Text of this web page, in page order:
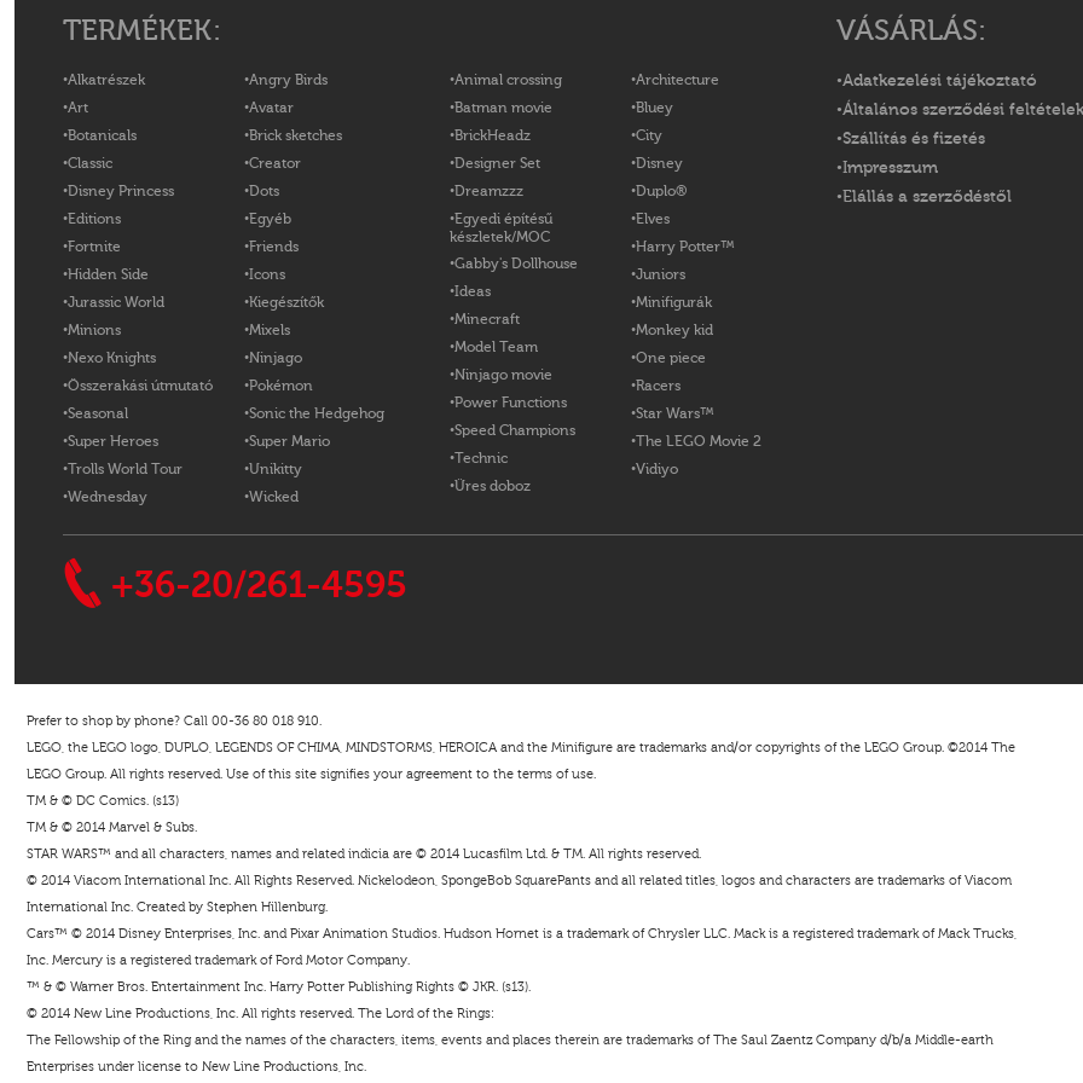
TERMÉKEK:
Alkatrészek
Art
Botanicals
Classic
Disney Princess
Editions
Fortnite
Hidden Side
Jurassic World
Minions
Nexo Knights
Összerakási útmutató
Seasonal
Super Heroes
Trolls World Tour
Wednesday
Angry Birds
Avatar
Brick sketches
Creator
Dots
Egyéb
Friends
Icons
Kiegészítők
Mixels
Ninjago
Pokémon
Sonic the Hedgehog
Super Mario
Unikitty
Wicked
Animal crossing
Batman movie
BrickHeadz
Designer Set
Dreamzzz
Egyedi építésű
készletek/MOC
Gabby's Dollhouse
Ideas
Minecraft
Model Team
Ninjago movie
Power Functions
Speed Champions
Technic
Üres doboz
Architecture
Bluey
City
Disney
Duplo®
Elves
Harry Potter™
Juniors
Minifigurák
Monkey kid
One piece
Racers
Star Wars™
The LEGO Movie 2
Vidiyo
VÁSÁRLÁS:
Adatkezelési tájékoztató
Általános szerződési feltételek
Szállítás és fizetés
Impresszum
Elállás a szerződéstől
+36-20/261-4595
Prefer to shop by phone? Call 00-36 80 018 910.
LEGO, the LEGO logo, DUPLO, LEGENDS OF CHIMA, MINDSTORMS, HEROICA and the Minifigure are trademarks and/or copyrights of the LEGO Group. ©2014 The
LEGO Group. All rights reserved. Use of this site signifies your agreement to the terms of use.
TM & © DC Comics. (s13)
TM & © 2014 Marvel & Subs.
STAR WARS™ and all characters, names and related indicia are © 2014 Lucasfilm Ltd. & TM. All rights reserved.
© 2014 Viacom International Inc. All Rights Reserved. Nickelodeon, SpongeBob SquarePants and all related titles, logos and characters are trademarks of Viacom
International Inc. Created by Stephen Hillenburg.
Cars™ © 2014 Disney Enterprises, Inc. and Pixar Animation Studios. Hudson Hornet is a trademark of Chrysler LLC. Mack is a registered trademark of Mack Trucks,
Inc. Mercury is a registered trademark of Ford Motor Company.
™ & © Warner Bros. Entertainment Inc. Harry Potter Publishing Rights © JKR. (s13).
© 2014 New Line Productions, Inc. All rights reserved. The Lord of the Rings:
The Fellowship of the Ring and the names of the characters, items, events and places therein are trademarks of The Saul Zaentz Company d/b/a Middle-earth
Enterprises under license to New Line Productions, Inc.